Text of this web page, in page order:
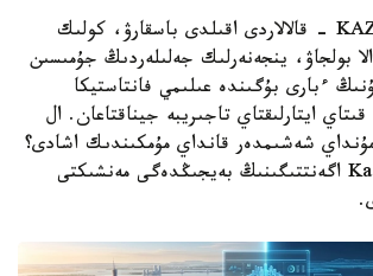
استانا. KAZINFORM - قالالاردى اقىلدى باسقارۋ، كولىك
بولجاۋ، ينجەنەرلىك جەلىلەردىڭ جۇمىسىن
ءبارى بۇگىندە عىلىمي فانتاستيكا
ايتارلىقتاي تاجىريبە جيناقتاعان. ال
شەشىمدەر قانداي مۇمكىندىك اشادى؟
ماسەلەنى Kazinform اگەنتتىگىنىڭ بەيجىڭدەگى مەنشىكتى